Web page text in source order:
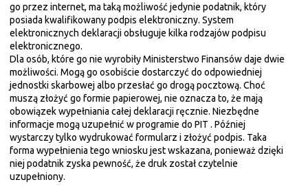
go przez internet, ma taką możliwość jedynie podatnik, który
posiada kwalifikowany podpis elektroniczny. System
elektronicznych deklaracji obsługuje kilka rodzajów podpisu
elektronicznego.
Dla osób, które go nie wyrobiły Ministerstwo Finansów daje dwie
możliwości. Mogą go osobiście dostarczyć do odpowiedniej
jednostki skarbowej albo przesłać go drogą pocztową. Choć
muszą złożyć go formie papierowej, nie oznacza to, że mają
obowiązek wypełniania całej deklaracji ręcznie. Niezbędne
informacje mogą uzupełnić w programie do PIT . Później
wystarczy tylko wydrukować formularz i złożyć podpis. Taka
forma wypełnienia tego wniosku jest wskazana, ponieważ dzięki
niej podatnik zyska pewność, że druk został czytelnie
uzupełniony.